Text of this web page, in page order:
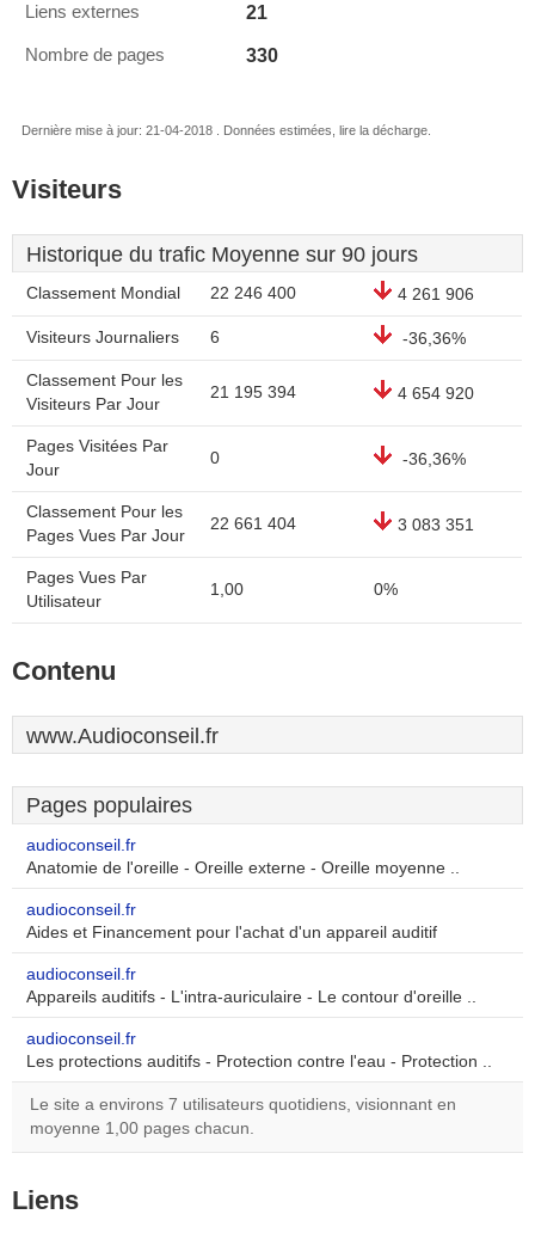
Liens externes 21
Nombre de pages 330
Dernière mise à jour: 21-04-2018 . Données estimées, lire la décharge.
Visiteurs
Historique du trafic Moyenne sur 90 jours
Classement Mondial 22 246 400 4 261 906
Visiteurs Journaliers 6 -36,36%
Classement Pour les
Visiteurs Par Jour
21 195 394 4 654 920
Pages Visitées Par
Jour
0 -36,36%
Classement Pour les
Pages Vues Par Jour
22 661 404 3 083 351
Pages Vues Par
Utilisateur
1,00 0%
Contenu
www.Audioconseil.fr
Pages populaires
audioconseil.fr
Anatomie de l'oreille - Oreille externe - Oreille moyenne ..
audioconseil.fr
Aides et Financement pour l'achat d'un appareil auditif
audioconseil.fr
Appareils auditifs - L'intra-auriculaire - Le contour d'oreille ..
audioconseil.fr
Les protections auditifs - Protection contre l'eau - Protection ..
Le site a environs 7 utilisateurs quotidiens, visionnant en
moyenne 1,00 pages chacun.
Liens